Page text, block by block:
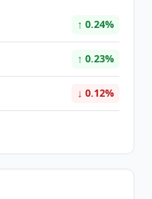
↑ 0.24%
↑ 0.23%
↓ 0.12%